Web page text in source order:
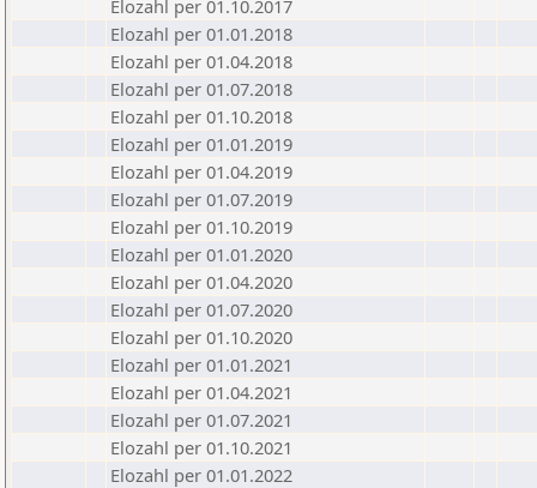
Elozahl per 01.10.2017
Elozahl per 01.01.2018
Elozahl per 01.04.2018
Elozahl per 01.07.2018
Elozahl per 01.10.2018
Elozahl per 01.01.2019
Elozahl per 01.04.2019
Elozahl per 01.07.2019
Elozahl per 01.10.2019
Elozahl per 01.01.2020
Elozahl per 01.04.2020
Elozahl per 01.07.2020
Elozahl per 01.10.2020
Elozahl per 01.01.2021
Elozahl per 01.04.2021
Elozahl per 01.07.2021
Elozahl per 01.10.2021
Elozahl per 01.01.2022